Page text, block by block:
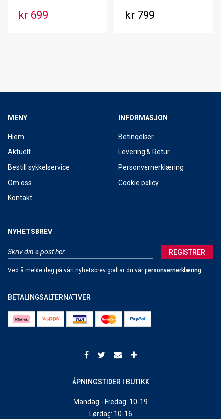
kr 699 kr 799
MENY
Hjem
Aktuelt
Bestill sykkelservice
Om oss
Kontakt
INFORMASJON
Betingelser
Levering & Retur
Personvernerklæring
Cookie policy
NYHETSBREV
REGISTRER
Ved å melde deg på vårt nyhetsbrev godtar du vår personvernerklæring
BETALINGSALTERNATIVER
ÅPNINGSTIDER I BUTIKK
Mandag - Fredag: 10-19
Lørdag: 10-16